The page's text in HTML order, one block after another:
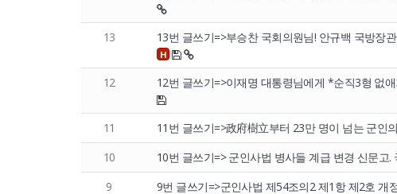
13 13번 글쓰기=>부승찬 국회의원님! 안규백 국방장
H
12 12번 글쓰기=>이재명 대통령님에게 *순직3형 없
11 11번 글쓰기=>政府樹立부터 23만 명이 넘는 군
10
10번 글쓰기=> 군인사법 병사들 계급 변경 신문고
9
9번 글쓰기=>군인사법 제54조의2 제1항 제2호